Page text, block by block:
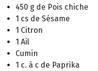
450 g de Pois chiche
1 cs de Sésame
1 Citron
1 Ail
Cumin
1 c. à c de Paprika